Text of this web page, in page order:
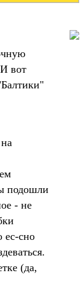
вот
подошли
- не
ес-сно
(да,